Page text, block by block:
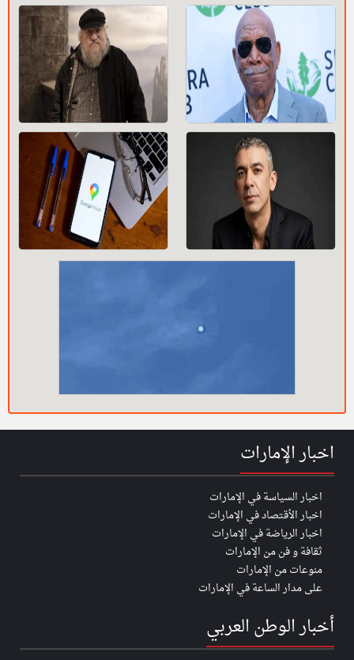
اخبار الإمارات
اخبار السياسة في الإمارات
اخبار الأقتصاد في الإمارات
اخبار الرياضة في الإمارات
ثقافة و فن من الإمارات
منوعات من الإمارات
على مدار الساعة في الإمارات
أخبار الوطن العربي